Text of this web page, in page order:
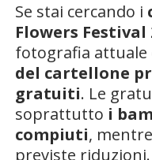
Se stai cercando i
Flowers Festival
fotografia
del cartellone
gratuiti. Le
soprattutto i
compiuti,
previste